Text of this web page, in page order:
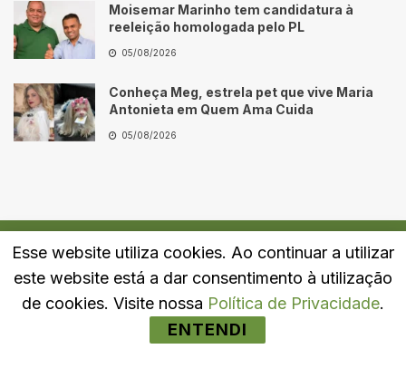
Moisemar Marinho tem candidatura à
reeleição homologada pelo PL
05/08/2026
Conheça Meg, estrela pet que vive Maria
Antonieta em Quem Ama Cuida
05/08/2026
Quem Somos Fale Conosco Política de Privacidade
Esse website utiliza cookies. Ao continuar a utilizar
este website está a dar consentimento à utilização
de cookies. Visite nossa Política de Privacidade.
ENTENDI